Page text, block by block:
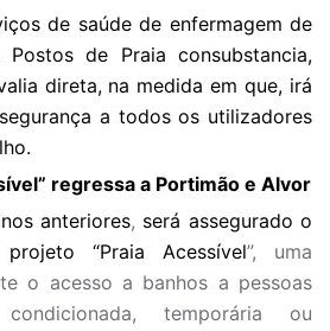
de saúde de enfermagem de
Postos de Praia consubstancia,
direta, na medida em que, irá
a todos os utilizadores
regressa a Portimão e Alvor
anteriores, será assegurado o
“Praia Acessível”, uma
o acesso a banhos a pessoas
temporária ou